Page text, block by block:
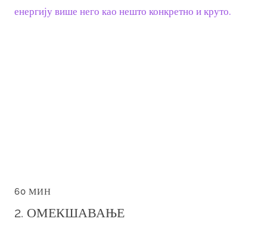
енергију више него као нешто конкретно и круто.
60 МИН
2. ОМЕКШАВАЊЕ